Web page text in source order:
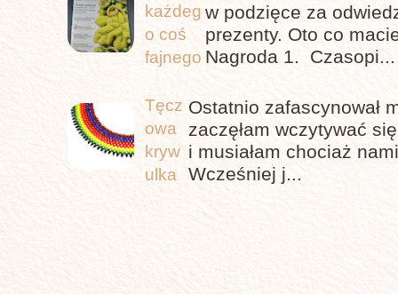
każdeg
o coś
fajnego
w podzięce za
prezenty. Oto co
Nagroda 1. Czasopi...
Tęcz
owa
kryw
ulka
Ostatnio zafascynował
zaczęłam wczytywać
i musiałam chociaż
Wcześniej j...